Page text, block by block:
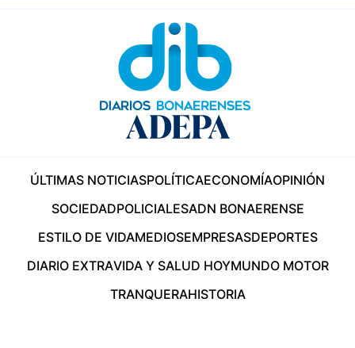
ÚLTIMAS NOTICIASPOLÍTICAECONOMÍAOPINIÓN
SOCIEDADPOLICIALESADN BONAERENSE
ESTILO DE VIDAMEDIOSEMPRESASDEPORTES
DIARIO EXTRAVIDA Y SALUD HOYMUNDO MOTOR
TRANQUERAHISTORIA